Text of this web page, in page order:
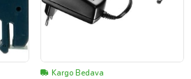
Kargo Bedava